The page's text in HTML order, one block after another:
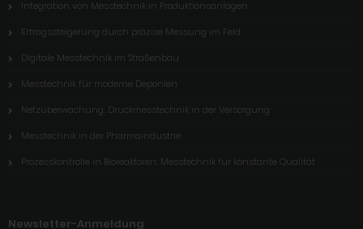
Integration von Messtechnik in Produktionsanlagen
Ertragssteigerung durch präzise Messung im Feld
Digitale Messtechnik im Straßenbau
Messtechnik für moderne Deponien
Netzüberwachung: Druckmesstechnik in der Versorgung
Messtechnik in der Pharmaindustrie
Prozesskontrolle in Bioreaktoren: Messtechnik für konstante Qualität
Newsletter-Anmeldung